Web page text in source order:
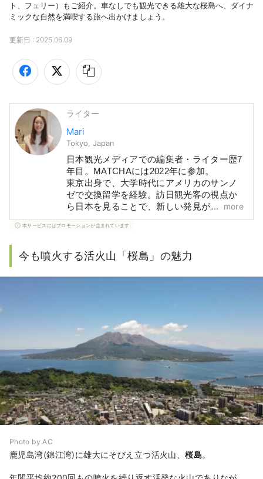
ト、フェリー）もご紹介。車なしでも観光できる雄大な桜島へ、ダイナ
ミックな自然を満喫する旅へ出かけましょう。
更新日 : 2025.06.09
ライター
Mari
Tokyo, Japan
日本観光メディアでの編集者・ライター歴7
年目。MATCHAには2022年に参加。
東京出身で、大学時代にアメリカのサンノ
ゼで交換留学を経験。訪日観光客の視点か
ら日本を見ることで、新しい発見があるの
が楽しいです。
画、旅行
阿蘇
more
本サービスにはプロモーションが含まれています
今も噴火する活火山「桜島」の魅力
Photo by AC
鹿児島湾(錦江湾)に雄大にそびえ立つ活火山、桜島。